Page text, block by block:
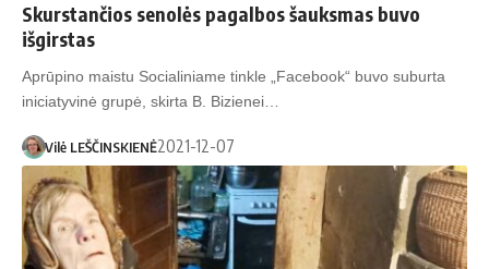
Skurs­tan­čios se­no­lės pa­gal­bos šauks­mas buvo
išgirstas
Aprūpino maistu Socialiniame tinkle „Facebook“ buvo suburta
iniciatyvinė grupė, skirta B. Bizienei…
Vilė LEŠČINSKIENĖ2021-12-07